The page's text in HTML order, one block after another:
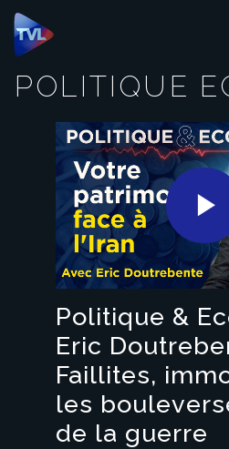
Panneau de gestion des
POLITIQUE
Politique &
Eric
Faillites,
les
de la guerre